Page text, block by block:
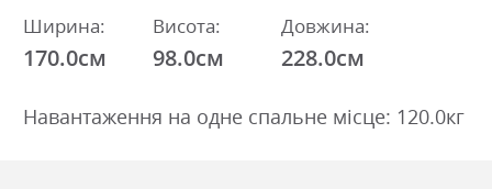
Ширина:
170.0см
Висота:
98.0см
Довжина:
228.0см
Навантаження на одне спальне місце: 120.0кг